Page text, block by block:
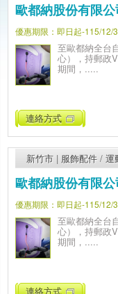
歐都納股份有限
優惠期限：即日起-115/12/
至歐都納全台
心），持郵政
期間，.....
連絡方式
新竹市 | 服飾配件 / 運
歐都納股份有限
優惠期限：即日起-115/12/
至歐都納全台
心），持郵政
期間，.....
連絡方式